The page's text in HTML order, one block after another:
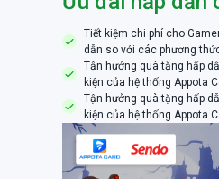
Tiết kiệm chi phí cho
dẫn so với các phương
Tận hưởng quà tặng hấp
kiện của hệ thống Appota
Tận hưởng quà tặng hấp
kiện của hệ thống Appota